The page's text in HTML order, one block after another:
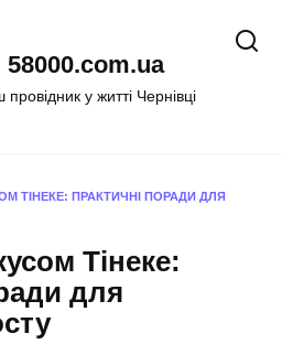
58000.com.ua
провідник у житті Чернівці
ТІНЕКЕ: ПРАКТИЧНІ ПОРАДИ ДЛЯ
Тінеке:
для